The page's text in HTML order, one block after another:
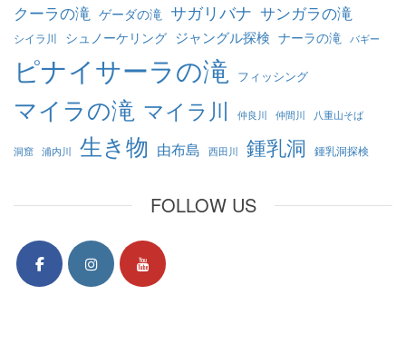
クーラの滝 ゲーダの滝 サガリバナ サンガラの滝
シイラ川 シュノーケリング ジャングル探検 ナーラの滝 バギー
ピナイサーラの滝 フィッシング
マイラの滝 マイラ川 仲良川 仲間川 八重山そば
洞窟 浦内川 生き物 由布島 西田川 鍾乳洞 鍾乳洞探検
FOLLOW US